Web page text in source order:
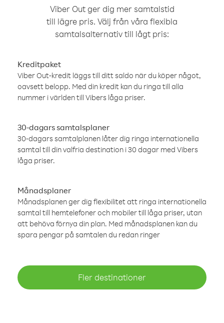
Viber Out ger dig mer samtalstid
till lägre pris. Välj från våra flexibla
samtalsalternativ till lågt pris:
Kreditpaket
Viber Out-kredit läggs till ditt saldo när du köper något,
oavsett belopp. Med din kredit kan du ringa till alla
nummer i världen till Vibers låga priser.
30-dagars samtalsplaner
30-dagars samtalplanen låter dig ringa internationella
samtal till din valfria destination i 30 dagar med Vibers
låga priser.
Månadsplaner
Månadsplanen ger dig flexibilitet att ringa internationella
samtal till hemtelefoner och mobiler till låga priser, utan
att behöva förnya din plan. Med månadsplanen kan du
spara pengar på samtalen du redan ringer
Fler destinationer